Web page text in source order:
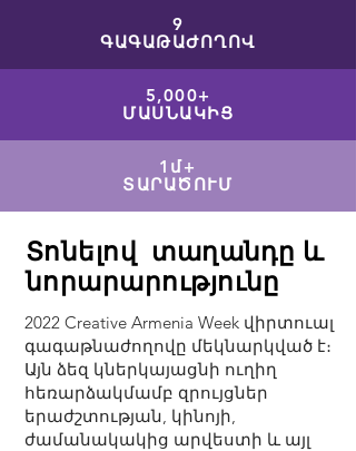
9
ԳԱԳԱԹԱԺՈՂՈՎ
5,000+
ՄԱՍՆԱԿԻՑ
1մ+
ՏԱՐԱԾՈՒՄ
Տոնելով տաղանդը և
նորարարությունը
2022 Creative Armenia Week վիրտուալ
գագաթնաժողովը մեկնարկված է։
Այն ձեզ կներկայացնի ուղիղ
հեռարձակմամբ զրույցներ
երաժշտության, կինոյի,
ժամանակակից արվեստի և այլ